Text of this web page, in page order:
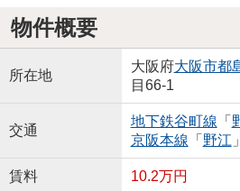
物件概要
所在地
大阪府大阪市都
目66-1
交通
地下鉄谷町線 「
京阪本線 「 野江
賃料 10.2万円